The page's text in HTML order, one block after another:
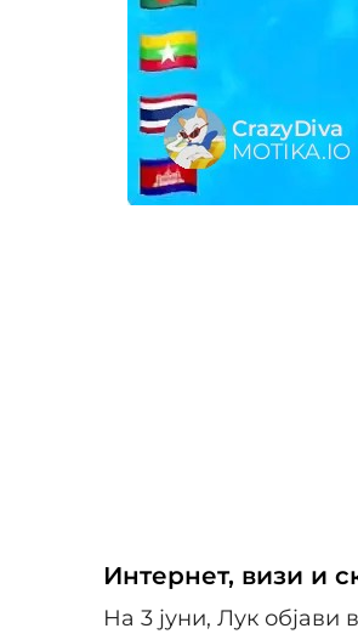
Интернет, визи и
На 3 јуни, Лук објави